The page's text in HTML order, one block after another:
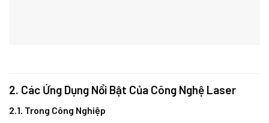
2. Các Ứng Dụng Nổi Bật Của Công Nghệ Laser
2.1. Trong Công Nghiệp